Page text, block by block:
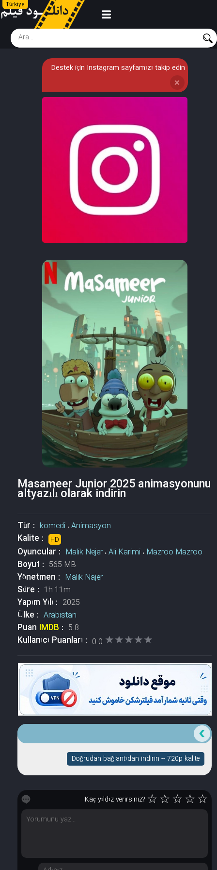
Türkiye
Destek için Instagram sayfamızı takip edin
❌
Masameer Junior 2025 animasyonunu
altyazılı olarak indirin
Tür : komedi،Animasyon
Kalite : HD
Oyuncular : Malik Nejer،Ali Karimi، Mazroo Mazroo
Boyut : 565 MB
Yönetmen : Malik Najer
Süre : 1h 11m
Yapım Yılı : 2025
Ülke : Arabistan
Puan IMDB : 5.8
Kullanıcı Puanları : 0.0 ★★★★★
★★★★★
Doğrudan bağlantıdan indirin -- 720p kalite
Kaç yıldız verirsiniz? ☆☆☆☆☆